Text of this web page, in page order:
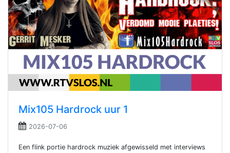
Mix105 Hardrock uur 1
2026-07-06
Een flink portie hardrock muziek afgewisseld met interviews